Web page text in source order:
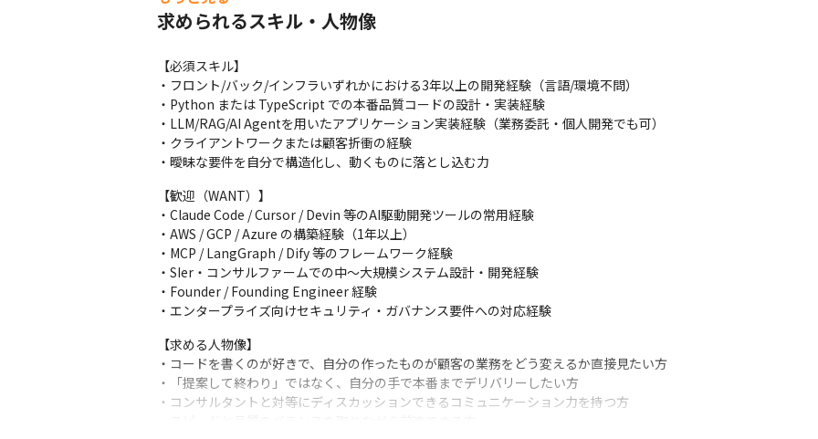
求められるスキル・人物像
【必須スキル】
・フロント/バック/インフラいずれかにおける3年以上の開発経験（言語/環境不問）
・Python または TypeScript での本番品質コードの設計・実装経験
・LLM/RAG/AI Agentを用いたアプリケーション実装経験（業務委託・個人開発でも可）
・クライアントワークまたは顧客折衝の経験
・曖昧な要件を自分で構造化し、動くものに落とし込む力
【歓迎（WANT）】
・Claude Code / Cursor / Devin 等のAI駆動開発ツールの常用経験
・AWS / GCP / Azure の構築経験（1年以上）
・MCP / LangGraph / Dify 等のフレームワーク経験
・SIer・コンサルファームでの中〜大規模システム設計・開発経験
・Founder / Founding Engineer 経験
・エンタープライズ向けセキュリティ・ガバナンス要件への対応経験
【求める人物像】
・コードを書くのが好きで、自分の作ったものが顧客の業務をどう変えるか直接見たい方
・「提案して終わり」ではなく、自分の手で本番までデリバリーしたい方
・コンサルタントと対等にディスカッションできるコミュニケーション力を持つ方